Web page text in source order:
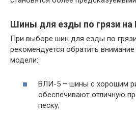
Шины для езды по грязи
При выборе шин для езды по
рекомендуется обратить
модели:
ВЛИ-5 – шины с хорошим
обеспечивают отличную
песку;